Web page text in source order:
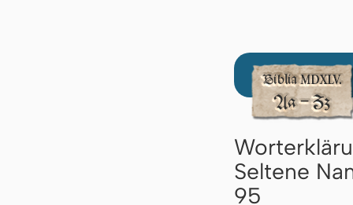
Seltene
95